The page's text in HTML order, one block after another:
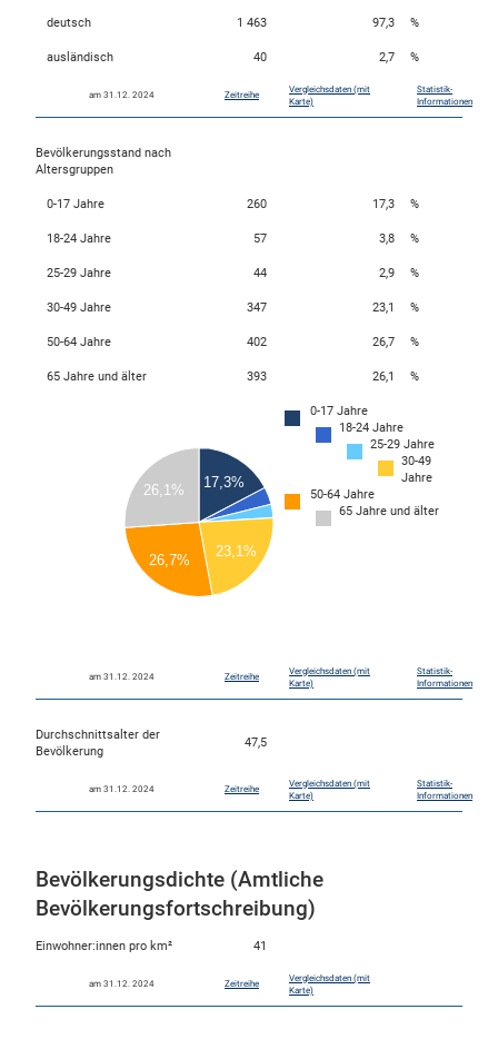
deutsch 1 463 97,3 %
ausländisch 40 2,7 %
am 31.12. 2024 Zeitreihe
Vergleichsdaten (mit
Karte)
Statistik-
Informationen
Bevölkerungsstand nach
Altersgruppen
0-17 Jahre 260 17,3 %
18-24 Jahre 57 3,8 %
25-29 Jahre 44 2,9 %
30-49 Jahre 347 23,1 %
50-64 Jahre 402 26,7 %
65 Jahre und älter 393 26,1 %
0-17 Jahre
18-24 Jahre
25-29 Jahre
30-49
Jahre
50-64 Jahre
65 Jahre und älter
17,3%
23,1%
26,7%
26,1%
am 31.12. 2024 Zeitreihe
Vergleichsdaten (mit
Karte)
Statistik-
Informationen
Durchschnittsalter der
Bevölkerung
47,5
am 31.12. 2024 Zeitreihe
Vergleichsdaten (mit
Karte)
Statistik-
Informationen
Bevölkerungsdichte (Amtliche
Bevölkerungsfortschreibung)
Einwohner:innen pro km² 41
am 31.12. 2024 Zeitreihe
Vergleichsdaten (mit
Karte)